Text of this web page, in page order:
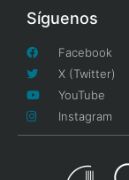
Síguenos
Facebook
X (Twitter)
YouTube
Instagram